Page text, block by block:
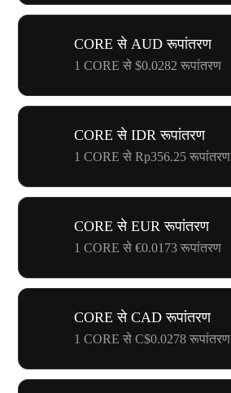
CORE से AUD रूपांतरण
1 CORE से $0.0282 रूपांतरण
CORE से IDR रूपांतरण
1 CORE से Rp356.25 रूपांतरण
CORE से EUR रूपांतरण
1 CORE से €0.0173 रूपांतरण
CORE से CAD रूपांतरण
1 CORE से C$0.0278 रूपांतरण